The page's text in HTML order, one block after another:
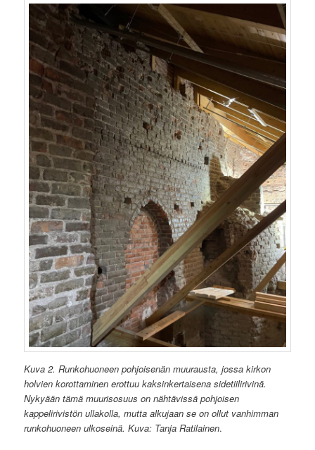
Kuva 2. Runkohuoneen pohjoisenän muurausta, jossa kirkon
holvien korottaminen erottuu kaksinkertaisena sidetiilirivinä.
Nykyään tämä muurisosuus on nähtävissä pohjoisen
kappelirivistön ullakolla, mutta alkujaan se on ollut vanhimman
runkohuoneen ulkoseinä. Kuva: Tanja Ratilainen.